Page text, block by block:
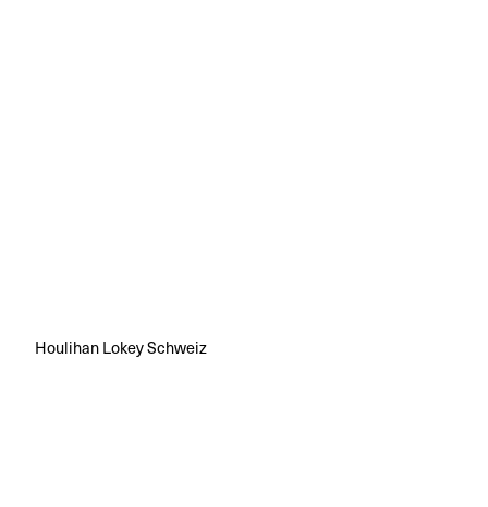
Houlihan Lokey Schweiz